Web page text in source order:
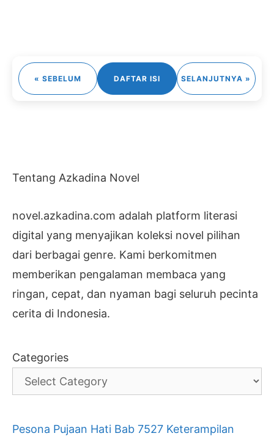
« SEBELUM DAFTAR ISI SELANJUTNYA »
Tentang Azkadina Novel
novel.azkadina.com adalah platform literasi
digital yang menyajikan koleksi novel pilihan
dari berbagai genre. Kami berkomitmen
memberikan pengalaman membaca yang
ringan, cepat, dan nyaman bagi seluruh pecinta
cerita di Indonesia.
Categories
Pesona Pujaan Hati Bab 7527 Keterampilan